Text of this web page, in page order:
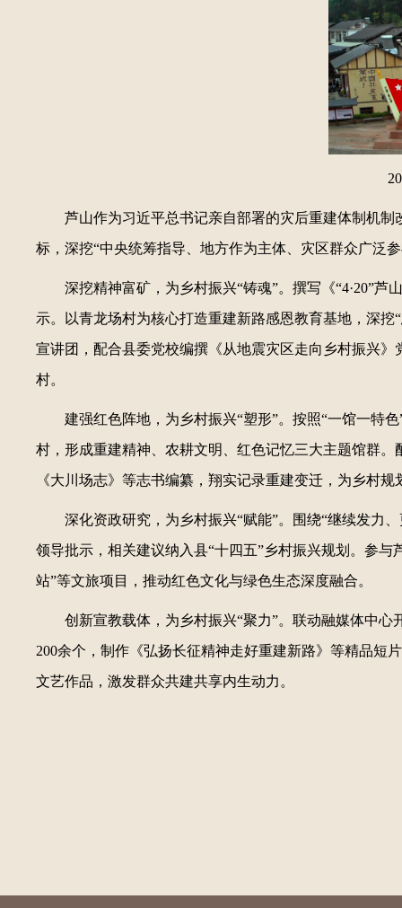
芦山作为习近平总书记亲自部署的灾后重建体制机
标，深挖“中央统筹指导、地方作为主体、灾区群众广泛
深挖精神富矿，为乡村振兴“铸魂”。撰写《“4·20”
示。以青龙场村为核心打造重建新路感恩教育基地，深
宣讲团，配合县委党校编撰《从地震灾区走向乡村振兴
村。
建强红色阵地，为乡村振兴“塑形”。按照“一馆一特
村，形成重建精神、农耕文明、红色记忆三大主题馆群
《大川场志》等志书编纂，翔实记录重建变迁，为乡村
深化资政研究，为乡村振兴“赋能”。围绕“继续发力
领导批示，相关建议纳入县“十四五”乡村振兴规划。参
站”等文旅项目，推动红色文化与绿色生态深度融合。
创新宣教载体，为乡村振兴“聚力”。联动融媒体中
200余个，制作《弘扬长征精神走好重建新路》等精品短
文艺作品，激发群众共建共享内生动力。